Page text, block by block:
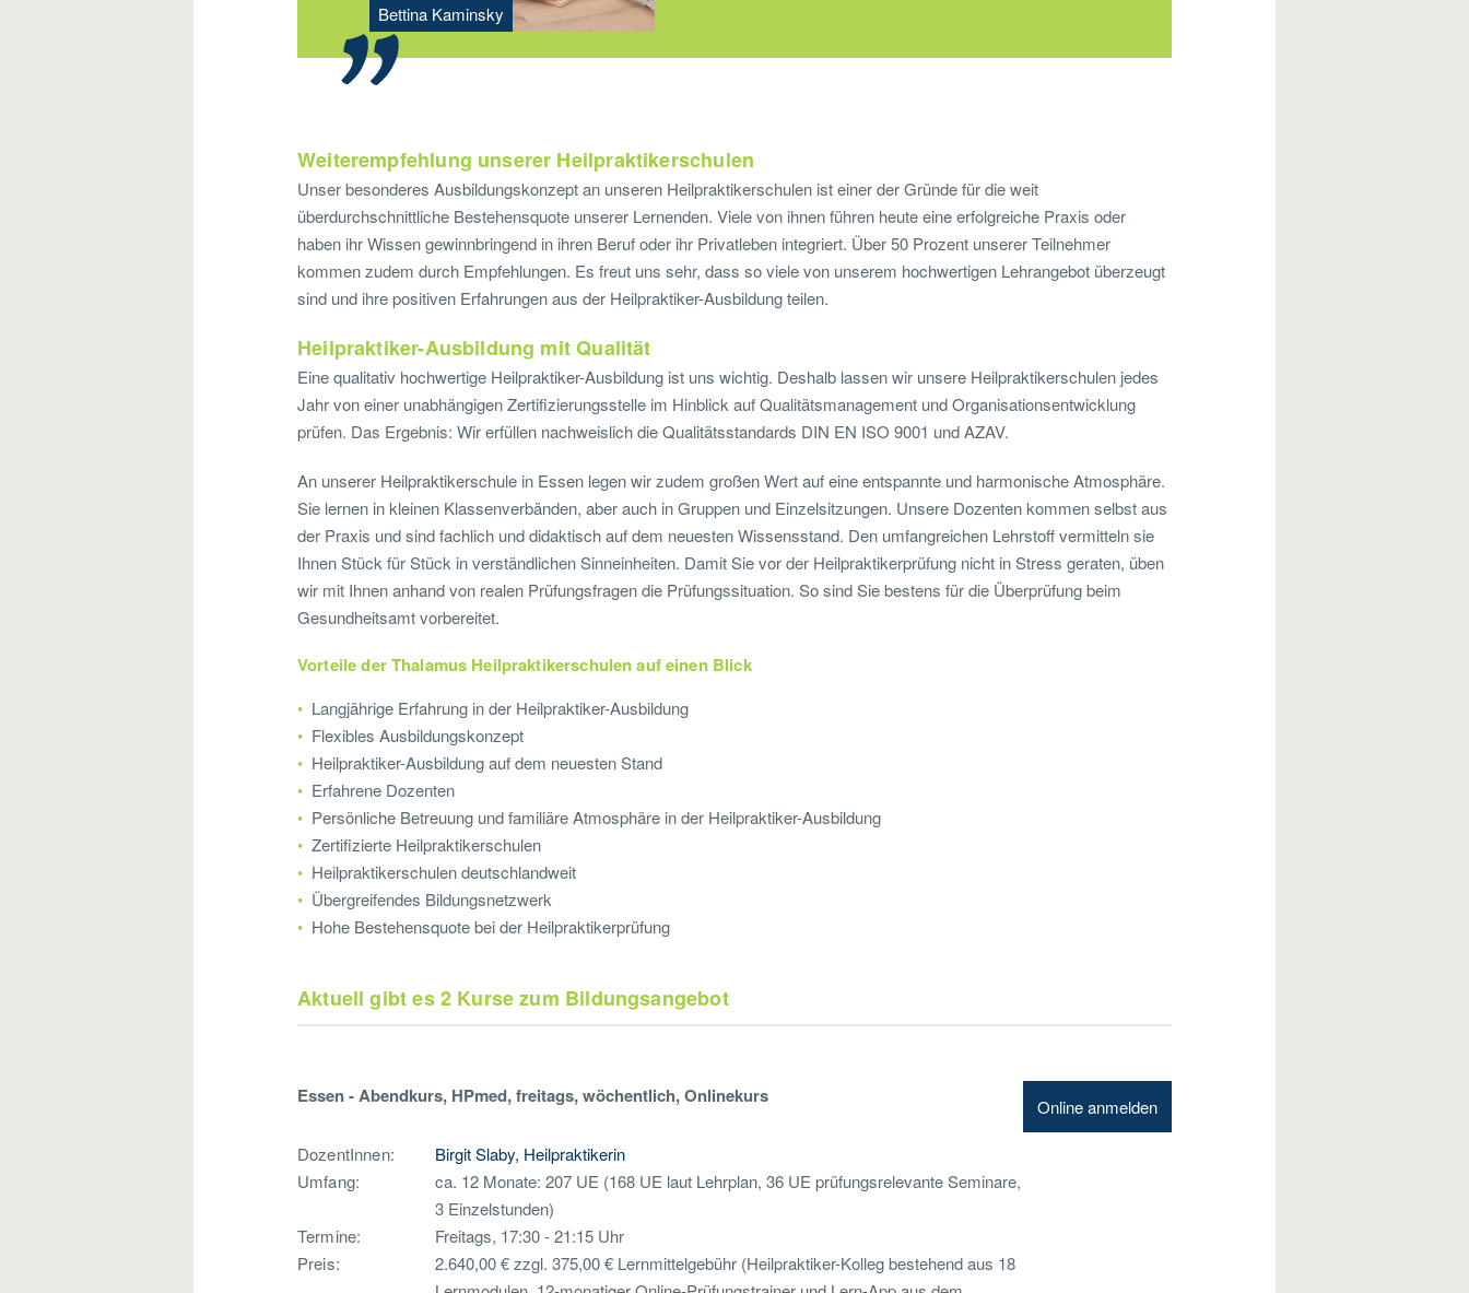
Bettina Kaminsky
Weiterempfehlung unserer Heilpraktikerschulen
Unser besonderes Ausbildungskonzept an unseren Heilpraktikerschulen ist einer der Gründe für die weit
überdurchschnittliche Bestehensquote unserer Lernenden. Viele von ihnen führen heute eine erfolgreiche Praxis oder
haben ihr Wissen gewinnbringend in ihren Beruf oder ihr Privatleben integriert. Über 50 Prozent unserer Teilnehmer
kommen zudem durch Empfehlungen. Es freut uns sehr, dass so viele von unserem hochwertigen Lehrangebot überzeugt
sind und ihre positiven Erfahrungen aus der Heilpraktiker-Ausbildung teilen.
Heilpraktiker-Ausbildung mit Qualität
Eine qualitativ hochwertige Heilpraktiker-Ausbildung ist uns wichtig. Deshalb lassen wir unsere Heilpraktikerschulen jedes
Jahr von einer unabhängigen Zertifizierungsstelle im Hinblick auf Qualitätsmanagement und Organisationsentwicklung
prüfen. Das Ergebnis: Wir erfüllen nachweislich die Qualitätsstandards DIN EN ISO 9001 und AZAV.
An unserer Heilpraktikerschule in Essen legen wir zudem großen Wert auf eine entspannte und harmonische Atmosphäre.
Sie lernen in kleinen Klassenverbänden, aber auch in Gruppen und Einzelsitzungen. Unsere Dozenten kommen selbst aus
der Praxis und sind fachlich und didaktisch auf dem neuesten Wissensstand. Den umfangreichen Lehrstoff vermitteln sie
Ihnen Stück für Stück in verständlichen Sinneinheiten. Damit Sie vor der Heilpraktikerprüfung nicht in Stress geraten, üben
wir mit Ihnen anhand von realen Prüfungsfragen die Prüfungssituation. So sind Sie bestens für die Überprüfung beim
Gesundheitsamt vorbereitet.
Vorteile der Thalamus Heilpraktikerschulen auf einen Blick
Langjährige Erfahrung in der Heilpraktiker-Ausbildung
Flexibles Ausbildungskonzept
Heilpraktiker-Ausbildung auf dem neuesten Stand
Erfahrene Dozenten
Persönliche Betreuung und familiäre Atmosphäre in der Heilpraktiker-Ausbildung
Zertifizierte Heilpraktikerschulen
Heilpraktikerschulen deutschlandweit
Übergreifendes Bildungsnetzwerk
Hohe Bestehensquote bei der Heilpraktikerprüfung
Aktuell gibt es 2 Kurse zum Bildungsangebot
Essen - Abendkurs, HPmed, freitags, wöchentlich, Onlinekurs
DozentInnen:
Birgit Slaby, Heilpraktikerin
Umfang:
ca. 12 Monate: 207 UE (168 UE laut Lehrplan, 36 UE prüfungsrelevante Seminare,
3 Einzelstunden)
Termine:
Freitags, 17:30 - 21:15 Uhr
Preis:
2.640,00 € zzgl. 375,00 € Lernmittelgebühr (Heilpraktiker-Kolleg bestehend aus 18
Online anmelden